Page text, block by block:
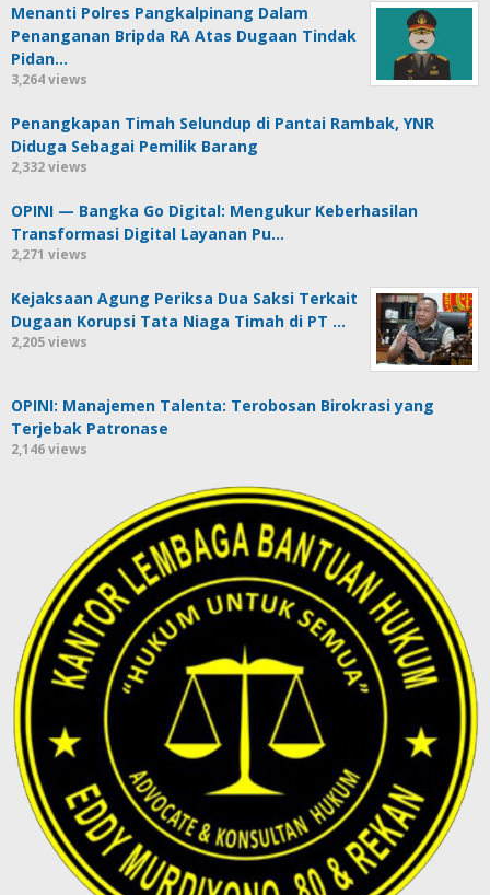
Menanti Polres Pangkalpinang Dalam
Penanganan Bripda RA Atas Dugaan Tindak
Pidan…
3,264 views
Penangkapan Timah Selundup di Pantai Rambak, YNR
Diduga Sebagai Pemilik Barang
2,332 views
OPINI — Bangka Go Digital: Mengukur Keberhasilan
Transformasi Digital Layanan Pu…
2,271 views
Kejaksaan Agung Periksa Dua Saksi Terkait
Dugaan Korupsi Tata Niaga Timah di PT …
2,205 views
OPINI: Manajemen Talenta: Terobosan Birokrasi yang
Terjebak Patronase
2,146 views